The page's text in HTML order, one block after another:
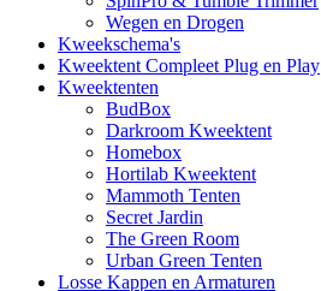
Wegen en Drogen
Kweekschema's
Kweektent Compleet Plug en Play
Kweektenten
BudBox
Darkroom Kweektent
Homebox
Hortilab Kweektent
Mammoth Tenten
Secret Jardin
The Green Room
Urban Green Tenten
Losse Kappen en Armaturen